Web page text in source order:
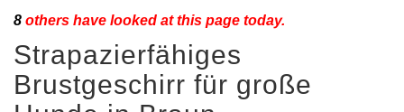
8 others have looked at this page today.
Strapazierfähiges
Brustgeschirr für große